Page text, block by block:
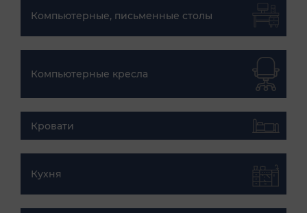
Компьютерные, письменные столы
Компьютерные кресла
Кровати
Кухня